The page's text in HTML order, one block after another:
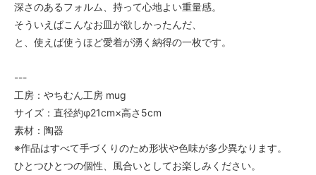
深さのあるフォルム、持って心地よい重量感。
そういえばこんなお皿が欲しかったんだ、
と、使えば使うほど愛着が湧く納得の一枚です。
---
工房：やちむん工房 mug
サイズ：直径約φ21cm×高さ5cm
素材：陶器
※作品はすべて手づくりのため形状や色味が多少異なります。
ひとつひとつの個性、風合いとしてお楽しみください。